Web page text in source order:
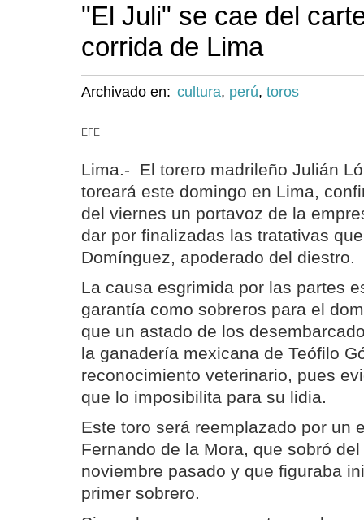
"El Juli" se cae del
corrida de Lima
Archivado en: cultura, perú, toros
EFE
Lima.- El torero madrileño Julián
toreará este domingo en Lima,
del viernes un portavoz de la
dar por finalizadas las tratativas
Domínguez, apoderado del diestro.
La causa esgrimida por las partes
garantía como sobreros para el
que un astado de los
la ganadería mexicana de Teófilo
reconocimiento veterinario, pues
que lo imposibilita para su lidia.
Este toro será reemplazado por un
Fernando de la Mora, que sobró
noviembre pasado y que figuraba
primer sobrero.